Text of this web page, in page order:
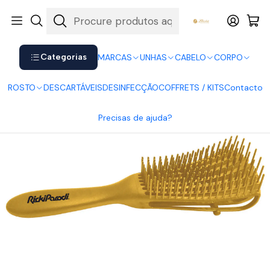
Categorias MARCAS UNHAS CABELO CORPO
ROSTO DESCARTÁVEISDESINFECÇÃOCOFFRETS / KITSContacto
Precisas de ajuda?
Shop now. Pay later with Klarna.
Escova Desembaraçadora Côncava - Cabelos Cacheados e
Crespos